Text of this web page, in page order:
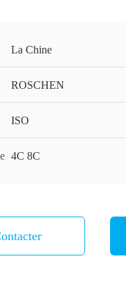
La Chine
ROSCHEN
ISO
4C 8C